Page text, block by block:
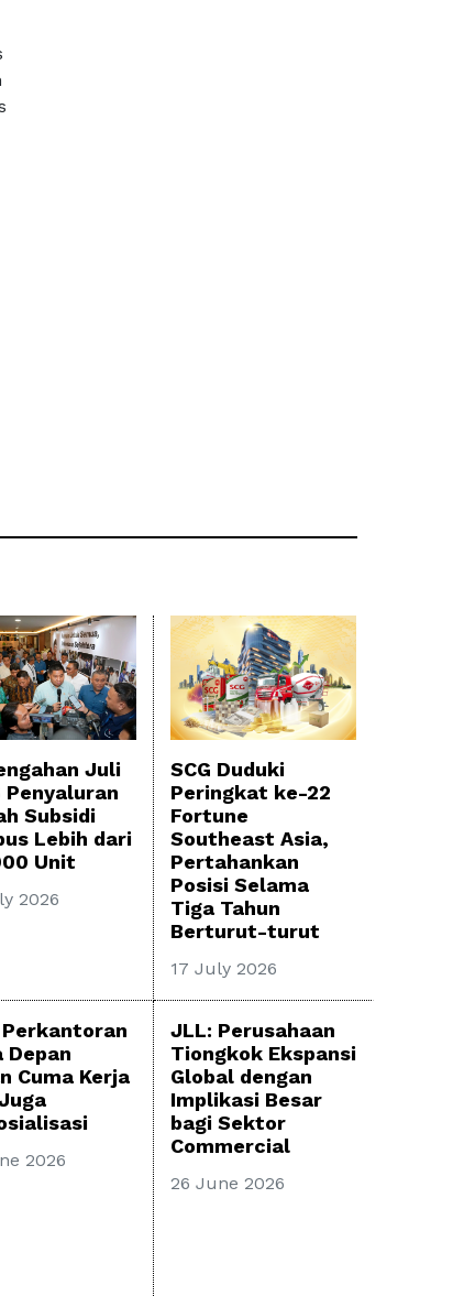
Juli
Penyaluran
Subsidi
Lebih dari
Unit
2026
SCG Duduki
Peringkat ke-22
Fortune
Southeast Asia,
Pertahankan
Posisi Selama
Tiga Tahun
Berturut-turut
17 July 2026
Depan
Cuma Kerja
2026
JLL: Perusahaan
Tiongkok Ekspansi
Global dengan
Implikasi Besar
bagi Sektor
Commercial
26 June 2026